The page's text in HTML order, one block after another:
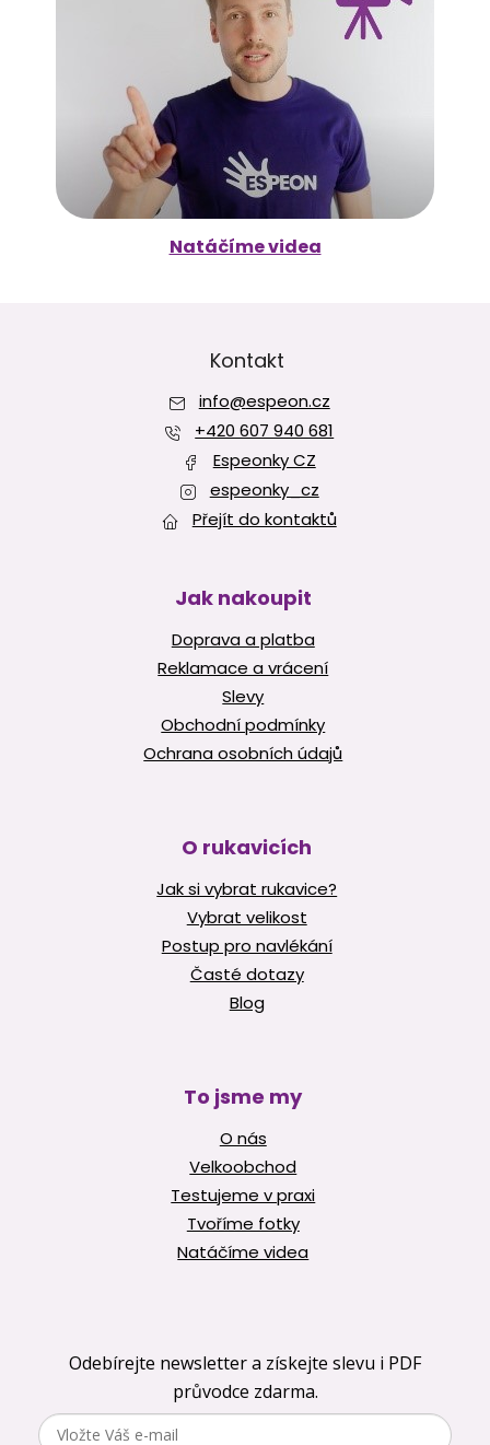
Natáčíme videa
Kontakt
info@espeon.cz
+420 607 940 681
Espeonky CZ
espeonky_cz
Přejít do kontaktů
Jak nakoupit
Doprava a platba
Reklamace a vrácení
Slevy
Obchodní podmínky
Ochrana osobních údajů
O rukavicích
Jak si vybrat rukavice?
Vybrat velikost
Postup pro navlékání
Časté dotazy
Blog
To jsme my
O nás
Velkoobchod
Testujeme v praxi
Tvoříme fotky
Natáčíme videa
Odebírejte newsletter a získejte slevu i PDF
průvodce zdarma.